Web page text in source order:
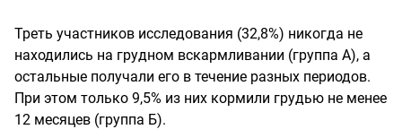
Треть участников исследования (32,8%) никогда не
находились на грудном вскармливании (группа А), а
остальные получали его в течение разных периодов.
При этом только 9,5% из них кормили грудью не менее
12 месяцев (группа Б).